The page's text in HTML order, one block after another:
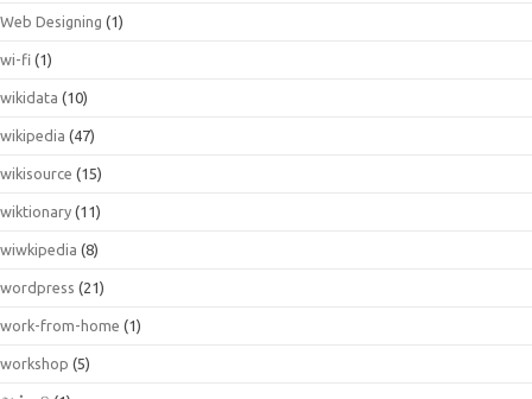
Web Designing (1)
wi-fi (1)
wikidata (10)
wikipedia (47)
wikisource (15)
wiktionary (11)
wiwkipedia (8)
wordpress (21)
work-from-home (1)
workshop (5)